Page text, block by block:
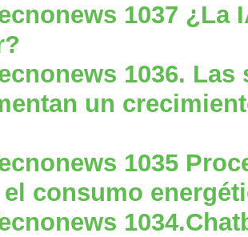
1037 ¿La
1036.
un
1035
el consumo